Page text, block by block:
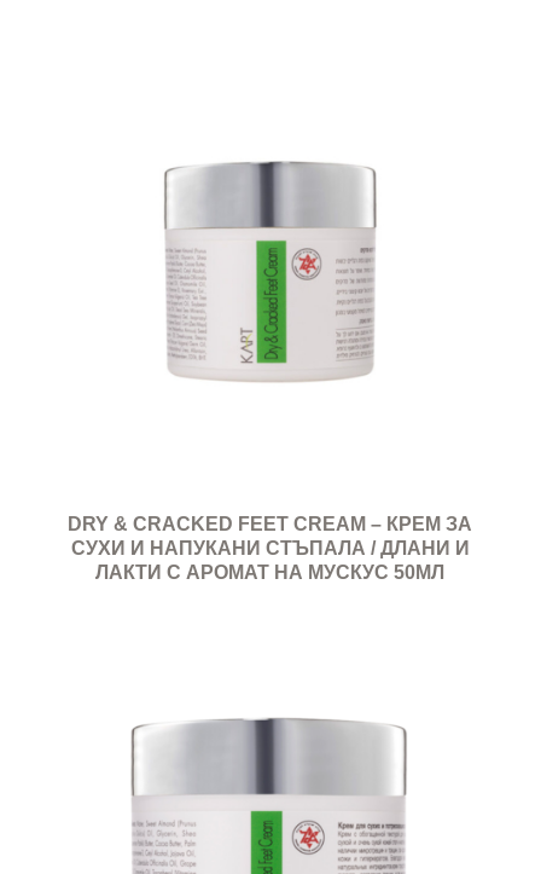
DRY & CRACKED FEET CREAM – КРЕМ ЗА
СУХИ И НАПУКАНИ СТЪПАЛА / ДЛАНИ И
ЛАКТИ С АРОМАТ НА МУСКУС 50МЛ